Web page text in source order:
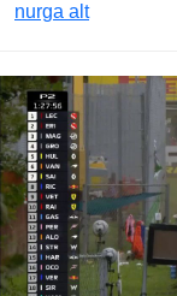
nurga alt